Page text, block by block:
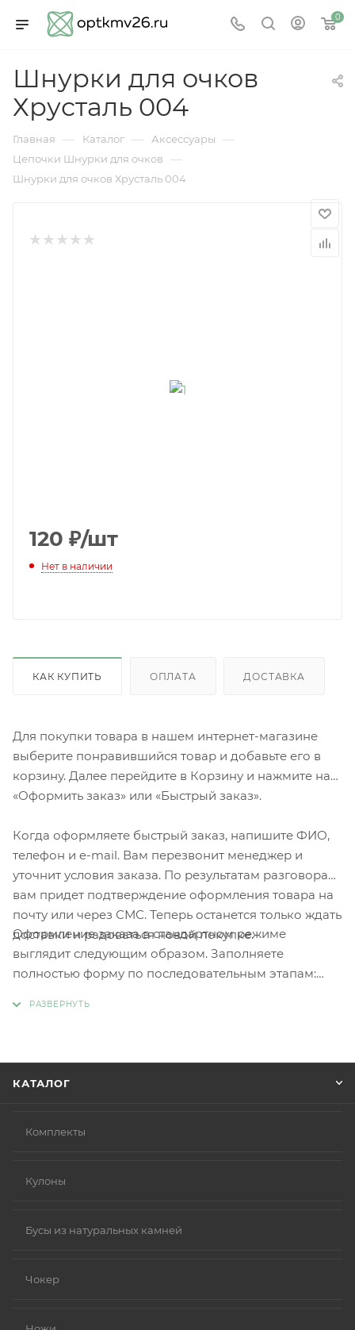
0
Шнурки для очков
Хрусталь 004
Главная — Каталог — Аксессуары —
Цепочки Шнурки для очков —
Шнурки для очков Хрусталь 004
120 ₽/шт
Нет в наличии
КАК КУПИТЬ ОПЛАТА ДОСТАВКА
Для покупки товара в нашем интернет-магазине
выберите понравившийся товар и добавьте его в
корзину. Далее перейдите в Корзину и нажмите на
«Оформить заказ» или «Быстрый заказ».
Когда оформляете быстрый заказ, напишите ФИО,
телефон и e-mail. Вам перезвонит менеджер и
уточнит условия заказа. По результатам разговора
вам придет подтверждение оформления товара на
почту или через СМС. Теперь останется только ждать
доставки и радоваться новой покупке.
Оформление заказа в стандартном режиме
выглядит следующим образом. Заполняете
полностью форму по последовательным этапам:
КАТАЛОГ
Комплекты
Кулоны
Бусы из натуральных камней
Чокер